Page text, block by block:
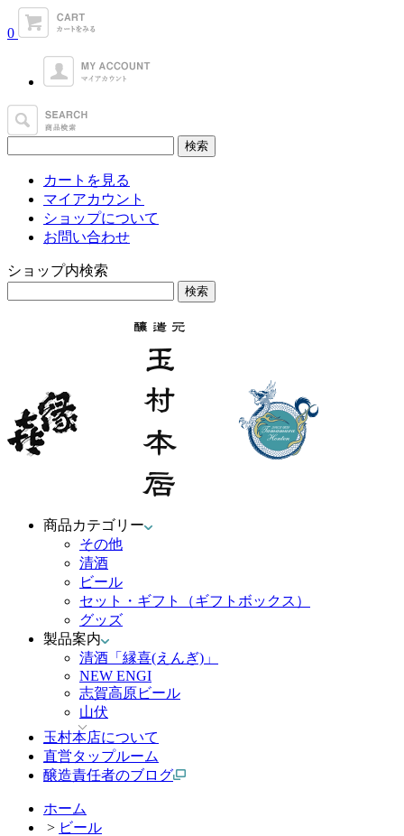
0
カートを見る
マイアカウント
ショップについて
お問い合わせ
ショップ内検索
商品カテゴリー
その他
清酒
ビール
セット・ギフト（ギフトボックス）
グッズ
製品案内
清酒「縁喜(えんぎ)」
NEW ENGI
志賀高原ビール
山伏
玉村本店について
直営タップルーム
醸造責任者のブログ
ホーム
> ビール